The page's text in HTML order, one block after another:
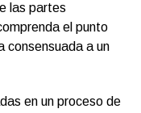
las partes
el punto
consensuada a un
en un proceso de